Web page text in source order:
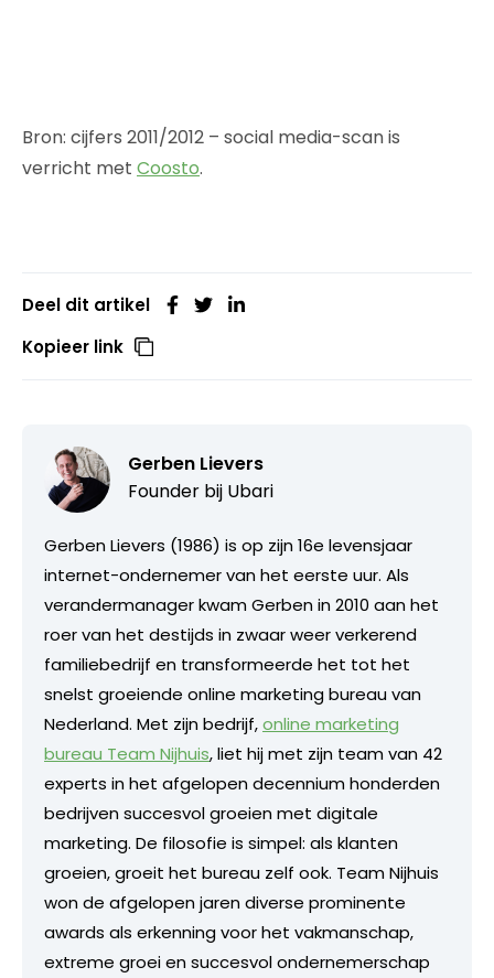
Bron: cijfers 2011/2012 – social media-scan is
verricht met Coosto.
Deel dit artikel
Kopieer link
Gerben Lievers
Founder bij Ubari
Gerben Lievers (1986) is op zijn 16e levensjaar
internet-ondernemer van het eerste uur. Als
verandermanager kwam Gerben in 2010 aan het
roer van het destijds in zwaar weer verkerend
familiebedrijf en transformeerde het tot het
snelst groeiende online marketing bureau van
Nederland. Met zijn bedrijf,online marketing
bureau Team Nijhuis, liet hij met zijn team van 42
experts in het afgelopen decennium honderden
bedrijven succesvol groeien met digitale
marketing. De filosofie is simpel: als klanten
groeien, groeit het bureau zelf ook. Team Nijhuis
won de afgelopen jaren diverse prominente
awards als erkenning voor het vakmanschap,
extreme groei en succesvol ondernemerschap